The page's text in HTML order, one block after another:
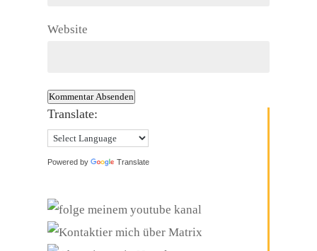
Website
Kommentar Absenden
Translate:
Powered by Translate